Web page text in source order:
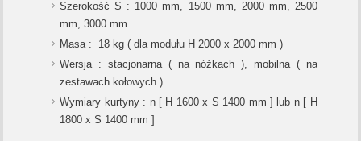
Szerokość S : 1000 mm, 1500 mm, 2000 mm, 2500
mm, 3000 mm
Masa : 18 kg ( dla modułu H 2000 x 2000 mm )
Wersja : stacjonarna ( na nóżkach ), mobilna ( na
zestawach kołowych )
Wymiary kurtyny : n [ H 1600 x S 1400 mm ] lub n [ H
1800 x S 1400 mm ]